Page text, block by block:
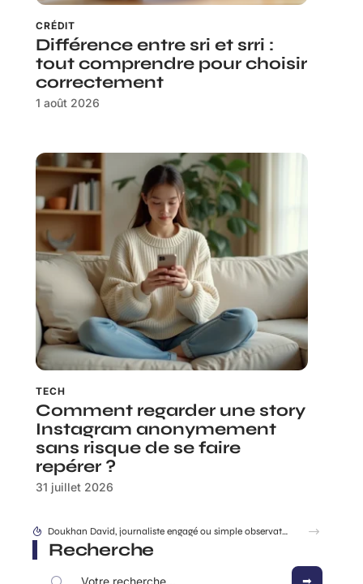
CRÉDIT
Différence entre sri et srri :
tout comprendre pour choisir
correctement
1 août 2026
TECH
Comment regarder une story
Instagram anonymement
sans risque de se faire
repérer ?
31 juillet 2026
Doukhan David, journaliste engagé ou simple observateur du jeu politique ?
Recherche